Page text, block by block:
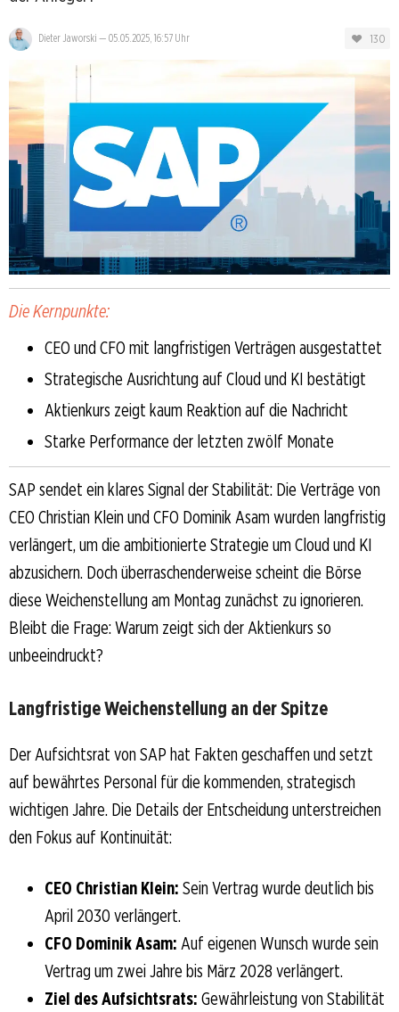
Dieter Jaworski — 05.05.2025, 16:57 Uhr 130
Die Kernpunkte:
CEO und CFO mit langfristigen Verträgen ausgestattet
Strategische Ausrichtung auf Cloud und KI bestätigt
Aktienkurs zeigt kaum Reaktion auf die Nachricht
Starke Performance der letzten zwölf Monate
SAP sendet ein klares Signal der Stabilität: Die Verträge von
CEO Christian Klein und CFO Dominik Asam wurden langfristig
verlängert, um die ambitionierte Strategie um Cloud und KI
abzusichern. Doch überraschenderweise scheint die Börse
diese Weichenstellung am Montag zunächst zu ignorieren.
Bleibt die Frage: Warum zeigt sich der Aktienkurs so
unbeeindruckt?
Langfristige Weichenstellung an der Spitze
Der Aufsichtsrat von SAP hat Fakten geschaffen und setzt
auf bewährtes Personal für die kommenden, strategisch
wichtigen Jahre. Die Details der Entscheidung unterstreichen
den Fokus auf Kontinuität:
CEO Christian Klein: Sein Vertrag wurde deutlich bis
April 2030 verlängert.
CFO Dominik Asam: Auf eigenen Wunsch wurde sein
Vertrag um zwei Jahre bis März 2028 verlängert.
Ziel des Aufsichtsrats: Gewährleistung von Stabilität